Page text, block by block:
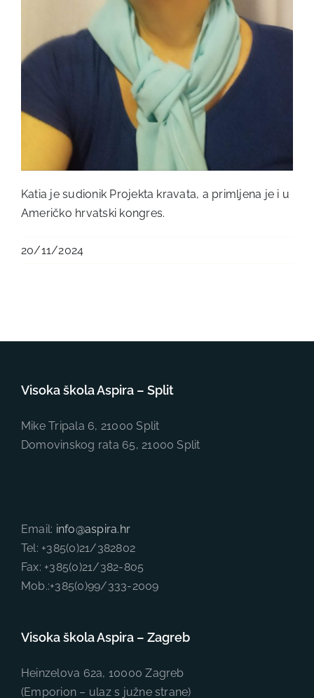
Katia je sudionik Projekta kravata, a primljena je i u
Američko hrvatski kongres.
20/11/2024
Visoka škola Aspira – Split
Mike Tripala 6, 21000 Split
Domovinskog rata 65, 21000 Split
Email: info@aspira.hr
Tel: +385(0)21/382802
Fax: +385(0)21/382-805
Mob.:+385(0)99/333-2009
Visoka škola Aspira – Zagreb
Heinzelova 62a, 10000 Zagreb
(Emporion – ulaz s južne strane)